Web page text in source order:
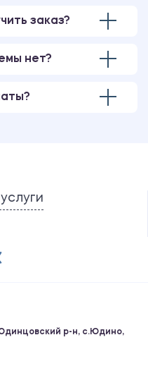
заказ?
нет?
р-н, с.Юдино,